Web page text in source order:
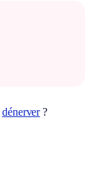
dénerver?